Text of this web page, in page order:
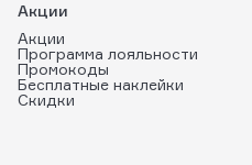
Акции
Акции
Программа лояльности
Промокоды
Бесплатные наклейки
Скидки